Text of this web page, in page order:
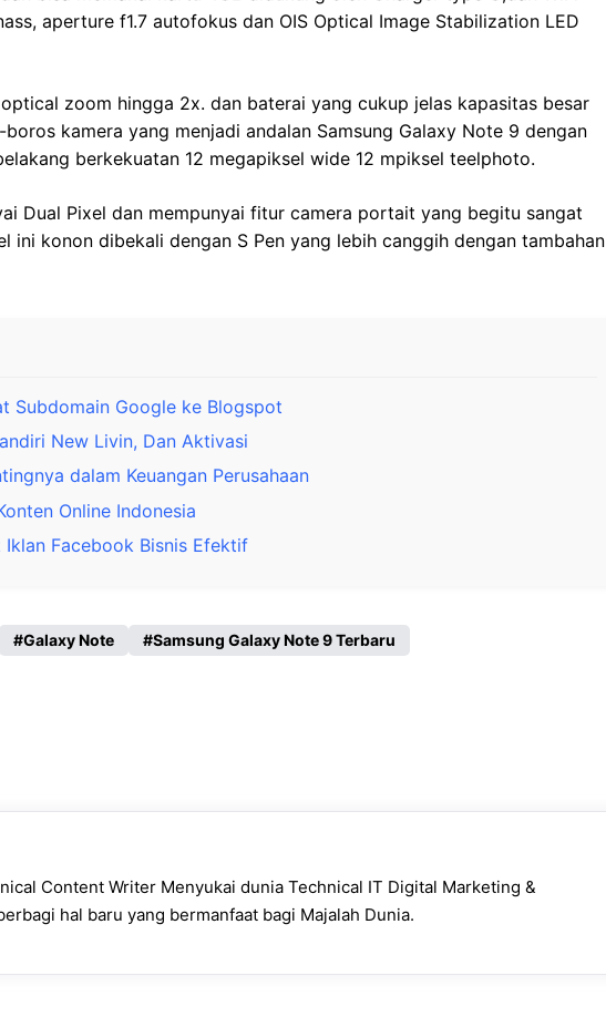
aperture f1.7 autofokus dan OIS Optical Image Stabilization LED
zoom hingga 2x. dan baterai yang cukup jelas kapasitas besar
kamera yang menjadi andalan Samsung Galaxy Note 9 dengan
berkekuatan 12 megapiksel wide 12 mpiksel teelphoto.
Dual Pixel dan mempunyai fitur camera portait yang begitu sangat
ini konon dibekali dengan S Pen yang lebih canggih dengan tambahan
Subdomain Google ke Blogspot
New Livin, Dan Aktivasi
dalam Keuangan Perusahaan
Online Indonesia
Iklan Facebook Bisnis Efektif
Galaxy Note Samsung Galaxy Note 9 Terbaru
Content Writer Menyukai dunia Technical IT Digital Marketing &
hal baru yang bermanfaat bagi Majalah Dunia.